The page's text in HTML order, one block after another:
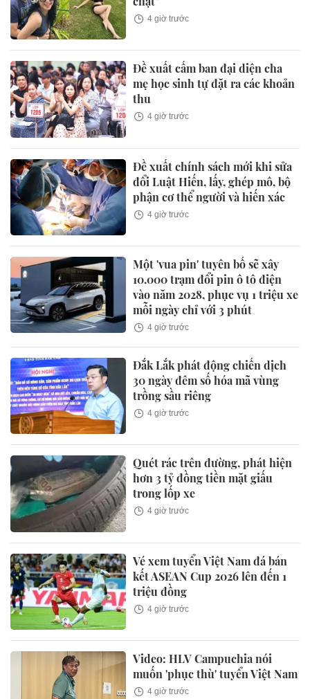
4 giờ trước
Đề xuất cấm ban đại diện cha
mẹ học sinh tự đặt ra các khoản
thu
4 giờ trước
Đề xuất chính sách mới khi sửa
đổi Luật Hiến, lấy, ghép mô, bộ
phận cơ thể người và hiến xác
4 giờ trước
Một 'vua pin' tuyên bố sẽ xây
10.000 trạm đổi pin ô tô điện
vào năm 2028, phục vụ 1 triệu xe
mỗi ngày chỉ với 3 phút
4 giờ trước
Đắk Lắk phát động chiến dịch
30 ngày đêm số hóa mã vùng
trồng sầu riêng
4 giờ trước
Quét rác trên đường, phát hiện
hơn 3 tỷ đồng tiền mặt giấu
trong lốp xe
4 giờ trước
Vé xem tuyển Việt Nam đá bán
kết ASEAN Cup 2026 lên đến 1
triệu đồng
4 giờ trước
Video: HLV Campuchia nói
muốn 'phục thù' tuyển Việt Nam
4 giờ trước